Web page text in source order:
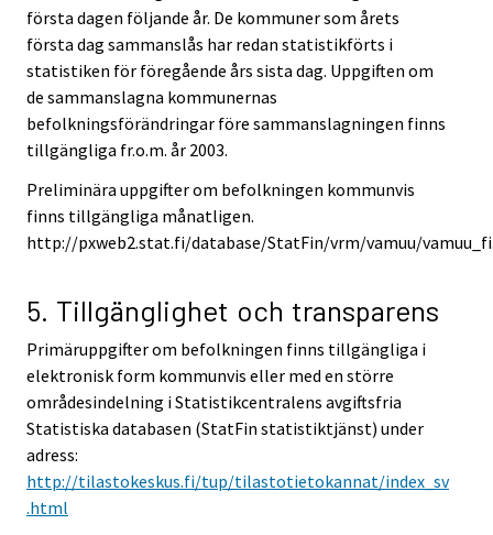
första dagen följande år. De kommuner som årets
första dag sammanslås har redan statistikförts i
statistiken för föregående års sista dag. Uppgiften om
de sammanslagna kommunernas
befolkningsförändringar före sammanslagningen finns
tillgängliga fr.o.m. år 2003.
Preliminära uppgifter om befolkningen kommunvis
finns tillgängliga månatligen.
http://pxweb2.stat.fi/database/StatFin/vrm/vamuu/
5. Tillgänglighet och transparens
Primäruppgifter om befolkningen finns tillgängliga i
elektronisk form kommunvis eller med en större
områdesindelning i Statistikcentralens avgiftsfria
Statistiska databasen (StatFin statistiktjänst) under
adress:
http://tilastokeskus.fi/tup/tilastotietokannat/index_sv
.html